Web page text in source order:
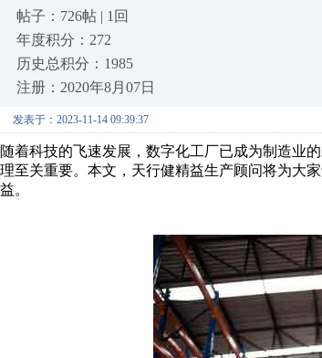
帖子：726帖 | 1回
年度积分：272
历史总积分：1985
注册：2020年8月07日
发表于：2023-11-14 09:39:37
随着科技的飞速发展，数字化工厂已成为制造业
理至关重要。本文，天行健精益生产顾问将为大
益。